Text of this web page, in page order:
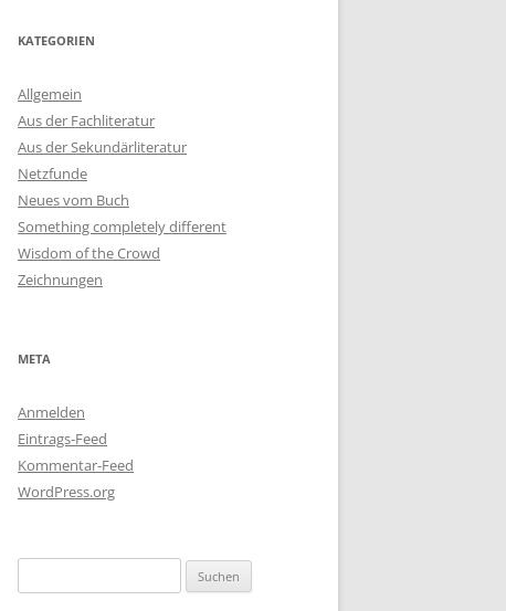
KATEGORIEN
Allgemein
Aus der Fachliteratur
Aus der Sekundärliteratur
Netzfunde
Neues vom Buch
Something completely different
Wisdom of the Crowd
Zeichnungen
META
Anmelden
Eintrags-Feed
Kommentar-Feed
WordPress.org
nach: